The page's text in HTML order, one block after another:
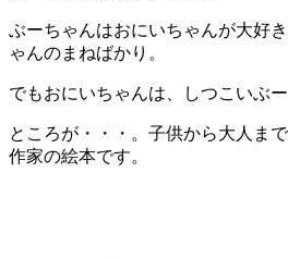
ぶーちゃんはおにいちゃんが大好
ゃんのまねばかり。
でもおにいちゃんは、しつこいぶ
ところが・・・。子供から大人ま
作家の絵本です。